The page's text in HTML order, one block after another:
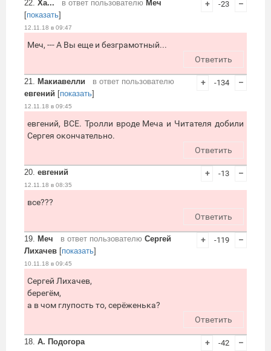
22. Ха... в ответ пользователю Меч
[показать]
12.11.18 в 09:47
+ -23 –
Меч, --- А Вы еще и безграмотный...
Ответить
21. Макиавелли
в ответ пользователю
евгений [показать]
12.11.18 в 09:45
+ -134 –
евгений, ВСЕ. Тролли вроде Меча и Читателя добили
Сергея окончательно.
Ответить
20. евгений
12.11.18 в 08:35
+ -13 –
все???
Ответить
19. Меч в ответ пользователю Сергей
Лихачев [показать]
10.11.18 в 09:45
+ -119 –
Сергей Лихачев,
берегём,
а в чом глупость то, серёженька?
Ответить
18. А. Подогора + -42 –